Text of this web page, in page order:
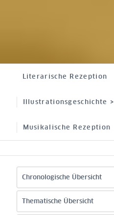
Literarische Rezeption
Illustrationsgeschichte >
Musikalische Rezeption
Chronologische Übersicht
Thematische Übersicht
Filmografie